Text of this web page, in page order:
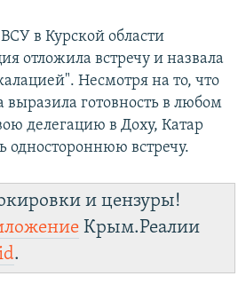
в Курской области
отложила встречу и назвала
Несмотря на то, что
выразила готовность в любом
делегацию в Доху, Катар
одностороннюю встречу.
и цензуры!
Крым.Реалии
.